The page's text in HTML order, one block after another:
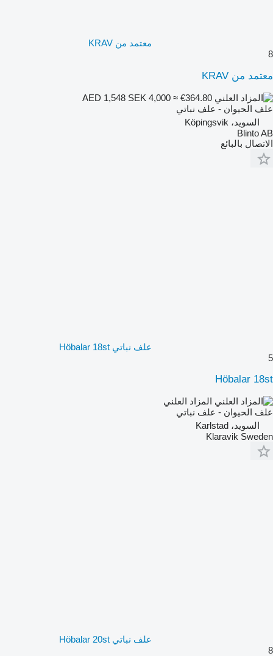
معتمد من KRAV
8
معتمد من KRAV
SEK 4,000 ≈ €364.80
علف الحيوان - علف نباتي
السويد، Köpingsvik
Blinto AB
الاتصال بالبائع
علف نباتي Höbalar 18st
5
Höbalar 18st
المزاد العلني
علف الحيوان - علف نباتي
السويد، Karlstad
Klaravik Sweden
علف نباتي Höbalar 20st
8